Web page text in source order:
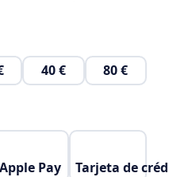
40 € 80 €
Apple Pay Tarjeta de